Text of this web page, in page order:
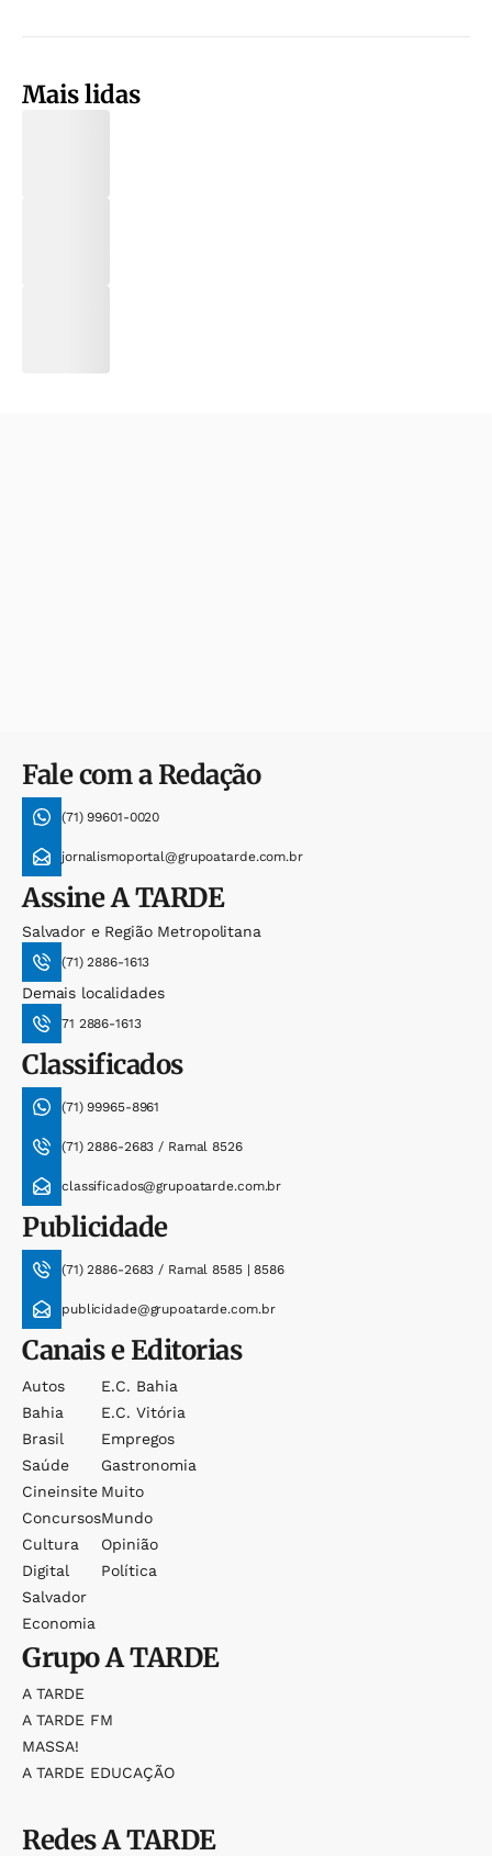
Mais lidas
Fale com a Redação
(71) 99601-0020
jornalismoportal@grupoatarde.com.br
AssineA TARDE
Salvador e Região Metropolitana
(71) 2886-1613
Demais localidades
71 2886-1613
Classificados
(71) 99965-8961
(71) 2886-2683 / Ramal 8526
classificados@grupoatarde.com.br
Publicidade
(71) 2886-2683 / Ramal 8585 | 8586
publicidade@grupoatarde.com.br
Canais e Editorias
Autos
Bahia
Brasil
Saúde
Cineinsite
Concursos
Cultura
Digital
Salvador
Economia
E.c. Bahia
E.c. Vitória
Empregos
Gastronomia
Muito
Mundo
Opinião
Política
GrupoA TARDE
A TARDE
A TARDE FM
MASSA!
A TARDE EDUCAÇÃO
RedesA TARDE